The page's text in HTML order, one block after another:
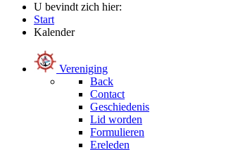
U bevindt zich hier:
Start
Kalender
Vereniging
Back
Contact
Geschiedenis
Lid worden
Formulieren
Ereleden